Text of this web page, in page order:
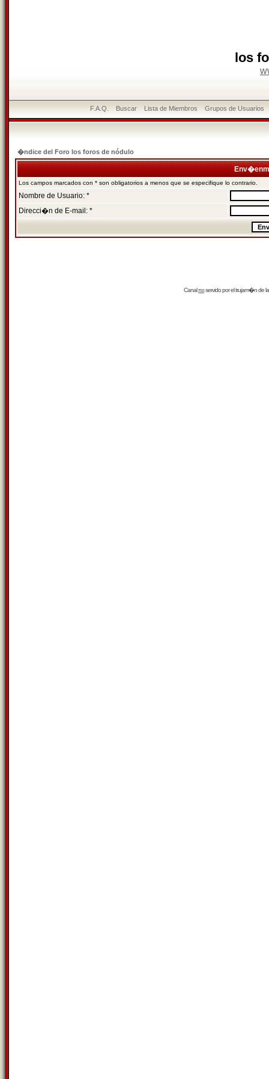
los
F.A.Q. Buscar Lista de Miembros Grupos de Usuarios
�ndice del Foro los foros de nódulo
Los campos marcados con * son obligatorios a menos que se especifique lo contrario.
Nombre de Usuario: *
Direcci�n de E-mail: *
Canalrssservido por eltrujam�nde